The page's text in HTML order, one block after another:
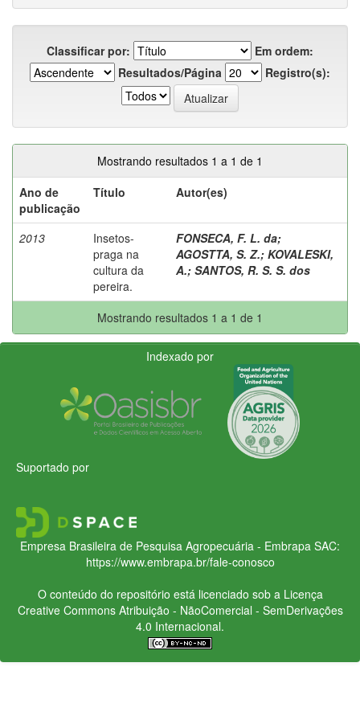
Classificar por:
Em ordem:
Resultados/Página
Registro(s):
Mostrando resultados 1 a 1 de 1
Ano de
publicação
Título Autor(es)
2013
Insetos-
praga na
cultura da
pereira.
FONSECA, F. L. da;
AGOSTTA, S. Z.; KOVALESKI,
A.; SANTOS, R. S. S. dos
Mostrando resultados 1 a 1 de 1
Indexado por
Suportado por
Empresa Brasileira de Pesquisa Agropecuária - Embrapa SAC:
https://www.embrapa.br/fale-conosco
O conteúdo do repositório está licenciado sob a Licença
Creative CommonsAtribuição - NãoComercial - SemDerivações
4.0 Internacional.